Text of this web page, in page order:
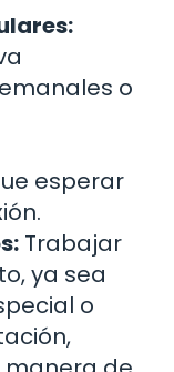
o
esperar
Trabajar
ya sea
o